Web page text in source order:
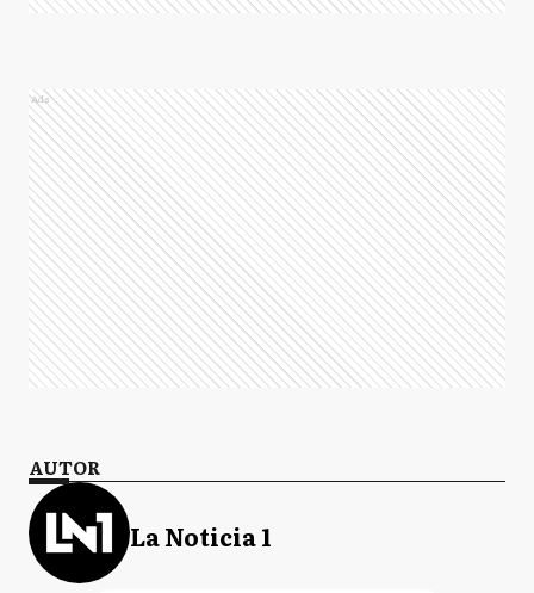
Ads
AUTOR
La Noticia 1